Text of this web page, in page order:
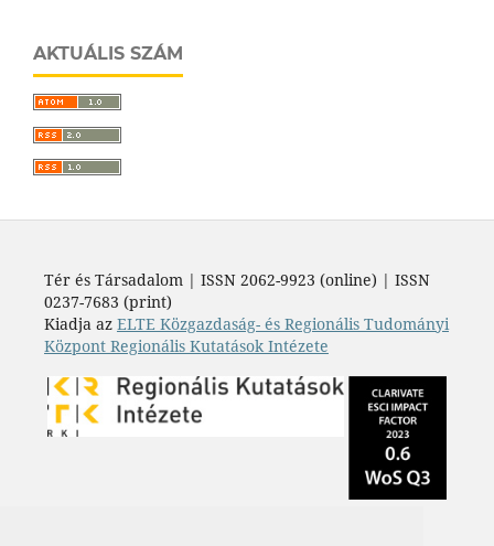
AKTUÁLIS SZÁM
Tér és Társadalom | ISSN 2062-9923 (online) | ISSN
0237-7683 (print)
Kiadja az ELTE Közgazdaság- és Regionális Tudományi
Központ Regionális Kutatások Intézete